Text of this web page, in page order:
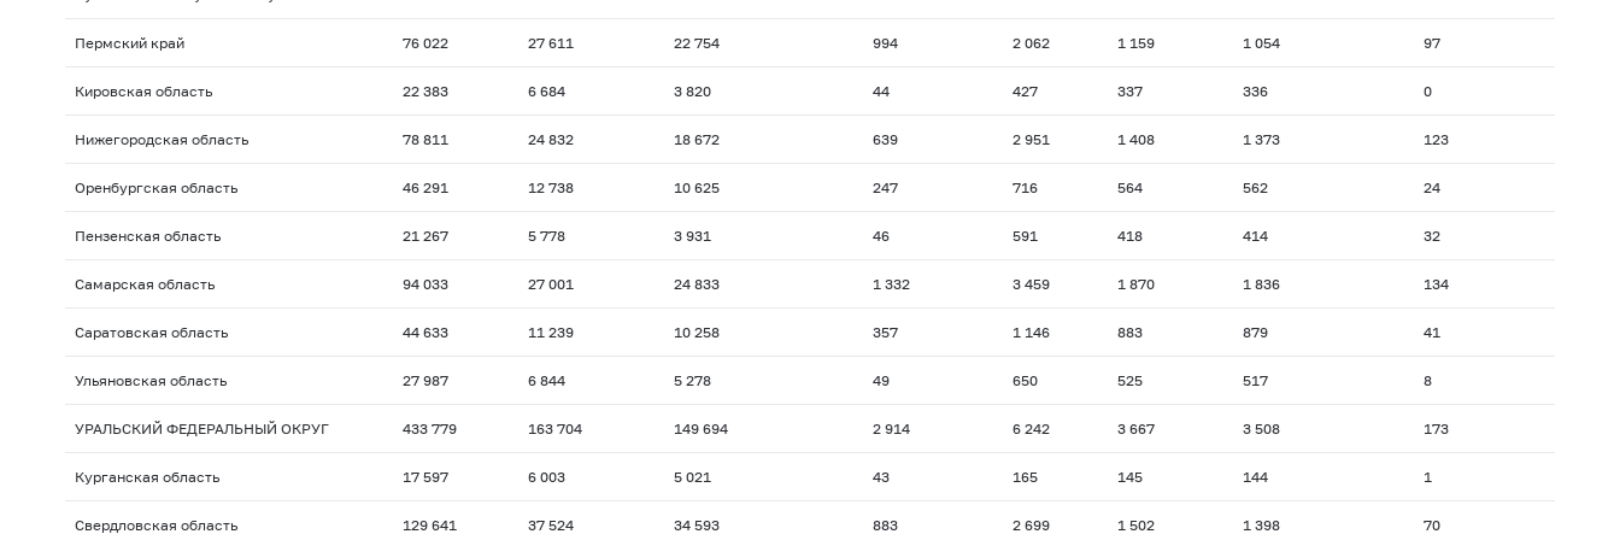
Пермский край 76 022 27 611 22 754 994 2 062 1 159 1 054 97
Кировская область 22 383 6 684 3 820 44 427 337 336 0
Нижегородская область 78 811 24 832 18 672 639 2 951 1 408 1 373 123
Оренбургская область 46 291 12 738 10 625 247 716 564 562 24
Пензенская область 21 267 5 778 3 931 46 591 418 414 32
Самарская область 94 033 27 001 24 833 1 332 3 459 1 870 1 836 134
Саратовская область 44 633 11 239 10 258 357 1 146 883 879 41
Ульяновская область 27 987 6 844 5 278 49 650 525 517 8
УРАЛЬСКИЙ ФЕДЕРАЛЬНЫЙ ОКРУГ 433 779 163 704 149 694 2 914 6 242 3 667 3 508 173
Курганская область 17 597 6 003 5 021 43 165 145 144 1
Свердловская область 129 641 37 524 34 593 883 2 699 1 502 1 398 70